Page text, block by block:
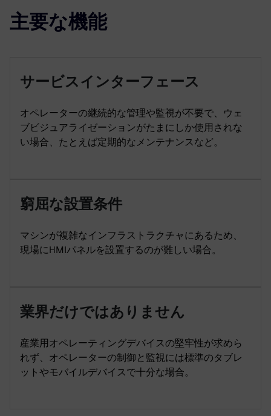
主要な機能
サービスインターフェース
オペレーターの継続的な管理や監視が不要で、ウェ
ブビジュアライゼーションがたまにしか使用されな
い場合、たとえば定期的なメンテナンスなど。
窮屈な設置条件
マシンが複雑なインフラストラクチャにあるため、
現場にHMIパネルを設置するのが難しい場合。
業界だけではありません
産業用オペレーティングデバイスの堅牢性が求めら
れず、オペレーターの制御と監視には標準のタブレ
ットやモバイルデバイスで十分な場合。